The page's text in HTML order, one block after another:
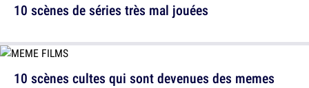
10 scènes cultes qui sont devenues des memes
10 scènes de séries très mal jouées